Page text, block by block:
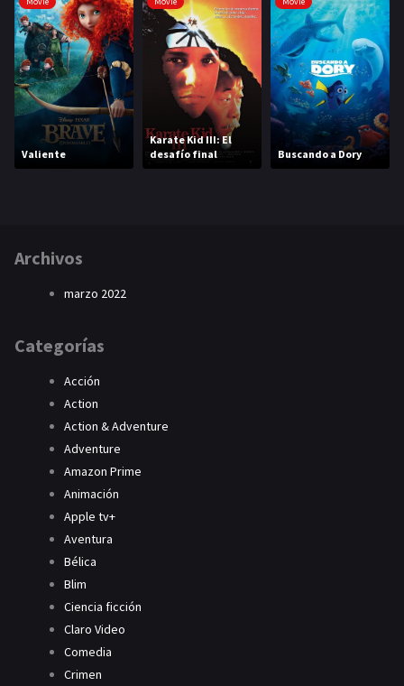
Valiente
Karate Kid III: El
desafío final
Buscando a Dory
Archivos
marzo 2022
Categorías
Acción
Action
Action & Adventure
Adventure
Amazon Prime
Animación
Apple tv+
Aventura
Bélica
Blim
Ciencia ficción
Claro Video
Comedia
Crimen